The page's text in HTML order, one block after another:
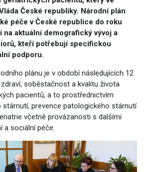
České republiky. Národní plán
péče v České republice do roku
na aktuální demografický vývoj a
kteří potřebují specifickou
podporu.
plánu je v období následujících 12
soběstačnost a kvalitu života
pacientů, a to prostřednictvím
stárnutí, prevence patologického stárnutí
včetně provázanosti s dalšími
a sociální péče.